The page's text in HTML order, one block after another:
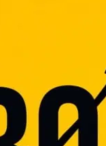
ましょう
月ボラティリティ
円)
資信託と老後
だけ持ち合い？なん